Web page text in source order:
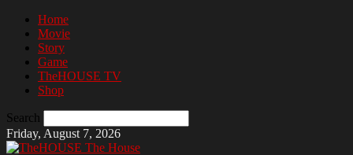
Home
Movie
Story
Game
TheHOUSE TV
Shop
Search
Friday, August 7, 2026
The House